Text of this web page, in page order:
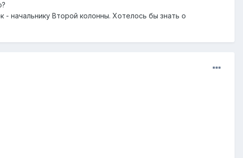
начальнику Второй колонны. Хотелось бы знать о